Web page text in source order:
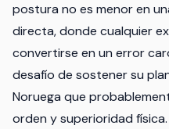
postura no es menor en
directa, donde cualquier
convertirse en un error
desafío de sostener su
Noruega que
orden y superioridad